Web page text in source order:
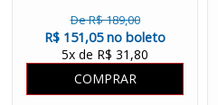
De R$ 189,00
R$ 151,05 no boleto
5x de R$ 31,80
COMPRAR